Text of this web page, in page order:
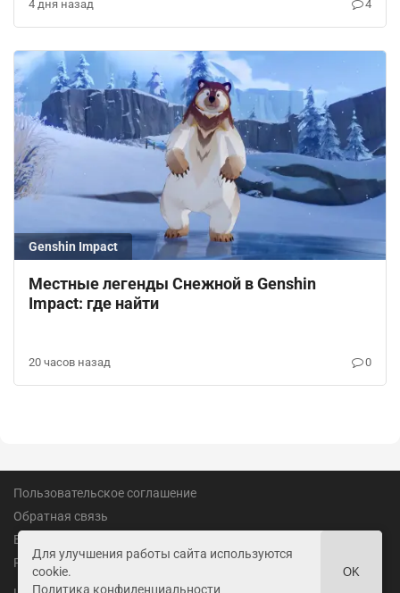
4 дня назад 4
Genshin Impact
Местные легенды Снежной в Genshin
Impact: где найти
20 часов назад 0
Для улучшения работы сайта используются
cookie.
Политика конфиденциальности
OK
Пользовательское соглашение
Обратная связь
Вакансии
Реклама